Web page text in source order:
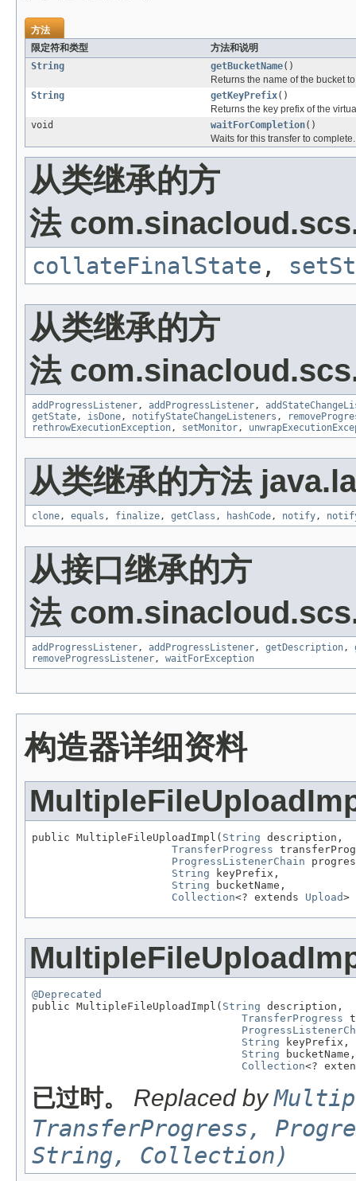
方法
限定符和类型
方法和说明
String
getBucketName()
Returns the name of the bucket
String
getKeyPrefix()
Returns the key prefix of the
void
waitForCompletion()
Waits for this transfer to complete.
从类继承的方
法
collateFinalState ,
从类继承的方
法
addProgressListener, addProgressListener,
getState, isDone, notifyStateChangeListeners ,
rethrowExecutionException, setMonitor,
从类继承的方法
clone, equals , finalize, getClass , hashCode, notify,
从接口继承的方
法
addProgressListener, addProgressListener, getDescription,
removeProgressListener, waitForException
构造器详细资料
public MultipleFileUploadImpl( String description,
TransferProgress
ProgressListenerChain
String keyPrefix,
String bucketName,
Collection<? extends Upload>
@Deprecated
public MultipleFileUploadImpl( String description,
TransferProgress
String keyPrefix,
String bucketName,
Collection<?
已过时。 Replaced by
TransferProgress,
String, Collection)